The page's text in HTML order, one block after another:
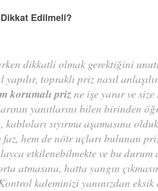
Edilmeli?
dikkatli olmak gerektiğini
yapılır, topraklı priz nasıl
korumalı prizne işe yarar ve size
yanıtlarını bilen birinden
kabloları sıyırma aşamasına
faz, hem de nötr uçları bulunan
etkilenebilmekte ve bu
atmasına, hatta yangın
kaleminizi yanınızdan eksik